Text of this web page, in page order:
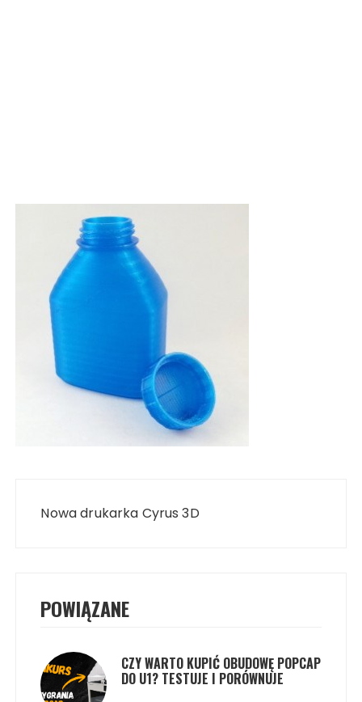
wpisu
Nowa drukarka Cyrus 3D
POWIĄZANE
CZY WARTO KUPIĆ OBUDOWĘ POPCAP
DO U1? TESTUJE I PORÓWNUJE